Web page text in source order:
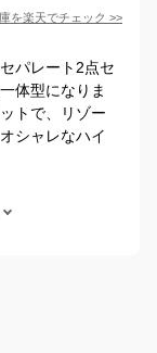
を楽天でチェック >>
パレート2点セ
体型になりま
トで、リゾー
シャレなハイ